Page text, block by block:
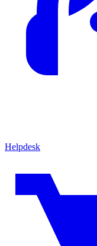
Helpdesk